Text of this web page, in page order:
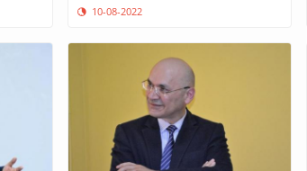
10-08-2022